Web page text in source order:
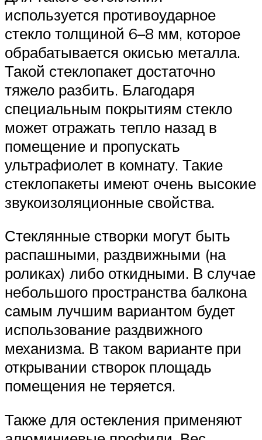
используется противоударное
стекло толщиной 6–8 мм, которое
обрабатывается окисью металла.
Такой стеклопакет достаточно
тяжело разбить. Благодаря
специальным покрытиям стекло
может отражать тепло назад в
помещение и пропускать
ультрафиолет в комнату. Такие
стеклопакеты имеют очень высокие
звукоизоляционные свойства.
Стеклянные створки могут быть
распашными, раздвижными (на
роликах) либо откидными. В случае
небольшого пространства балкона
самым лучшим вариантом будет
использование раздвижного
механизма. В таком варианте при
открывании створок площадь
помещения не теряется.
Также для остекления применяют